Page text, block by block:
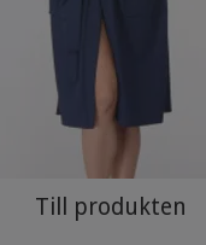
Till produkten